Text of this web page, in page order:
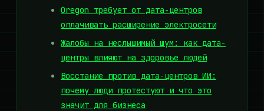
Oregon требует от дата-центров
оплачивать расширение электросети
Жалобы на неслышимый шум: как дата-
центры влияют на здоровье людей
Восстание против дата-центров ИИ:
почему люди протестуют и что это
значит для бизнеса